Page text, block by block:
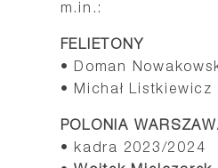
m.in.:
FELIETONY
• Doman
• Michał Listkiewicz
POLONIA
• kadra 2023/2024